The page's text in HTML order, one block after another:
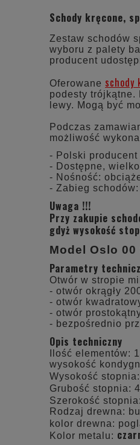
Schody kręcone,
Zestaw schodów
wyboru z palety
producent
Oferowane schody
podesty trójkątne.
lewy. Mogą być
Podczas
możliwość
- Polski
- Dostępne,
- Nośność:
- Zabieg
Uwaga !!!
Przy zakupie
gdyż wysokość
Model Oslo 00
Parametry
Otwór w stropie
- otwór okrągły
- otwór
- otwór
- bezpośrednio
Opis techniczny
Ilość elementów:
wysokość
Wysokość
Grubość stopnia: 4
Szerokość stopnia:
Rodzaj drewna:
kolor drewna:
Kolor metalu: